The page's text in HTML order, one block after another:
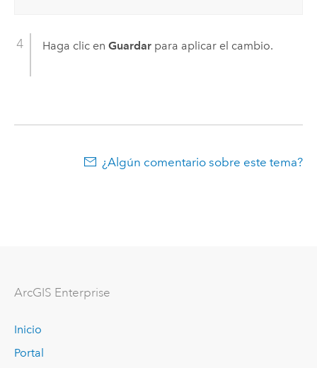
Haga clic en Guardarpara aplicar el cambio.
¿Algún comentario sobre este tema?
ArcGIS Enterprise
Inicio
Portal